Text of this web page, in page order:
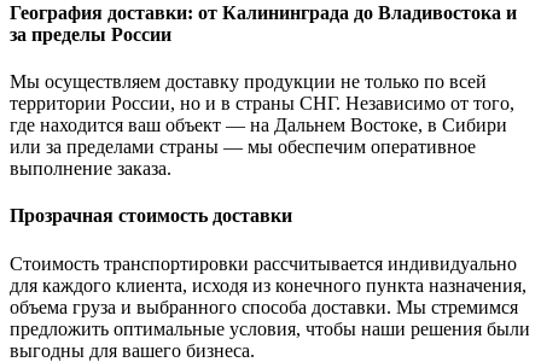
География доставки: от Калининграда до Владивостока и
за пределы России
Мы осуществляем доставку продукции не только по всей
территории России, но и в страны СНГ. Независимо от того,
где находится ваш объект — на Дальнем Востоке, в Сибири
или за пределами страны — мы обеспечим оперативное
выполнение заказа.
Прозрачная стоимость доставки
Стоимость транспортировки рассчитывается индивидуально
для каждого клиента, исходя из конечного пункта назначения,
объема груза и выбранного способа доставки. Мы стремимся
предложить оптимальные условия, чтобы наши решения были
выгодны для вашего бизнеса.